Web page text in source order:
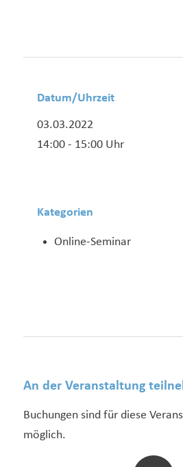
Datum/Uhrzeit
03.03.2022
14:00 - 15:00 Uhr
Kategorien
Online-Seminar
An der Veranstaltung
Buchungen sind für diese
möglich.